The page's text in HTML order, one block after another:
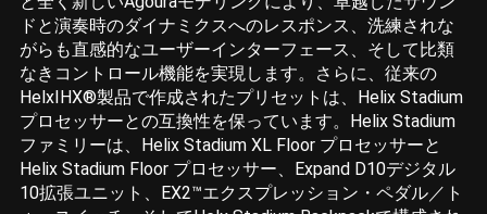
ドと演奏時のダイナミクスへのレスポンス、洗練されな
がらも直感的なユーザーインターフェース、そして比類
なきコントロール機能を実現します。さらに、従来の
HelxIHX®製品で作成されたプリセットは、Helix Stadium
プロセッサーとの互換性を保っています。Helix Stadium
ファミリーは、Helix Stadium XL Floor プロセッサーと
Helix Stadium Floor プロセッサー、Expand D10デジタル
10拡張ユニット、EX2™エクスプレッション・ペダル／ト